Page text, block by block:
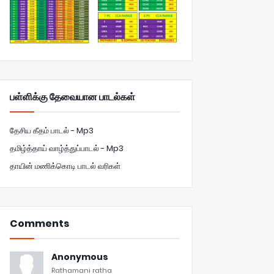
பள்ளிக்கு தேவையான பாடல்கள்
தேசிய கீதம் பாடல் - Mp3
தமிழ்த்தாய் வாழ்த்துப்பாடல் - Mp3
தாயின் மணிக்கொடி பாடல் வரிகள்
Comments
Anonymous
Rathamani ratha